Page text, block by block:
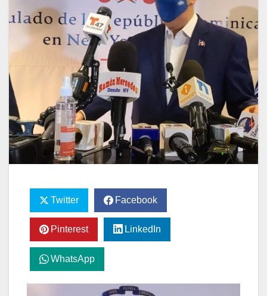
Twitter Facebook
Pinterest LinkedIn
WhatsApp